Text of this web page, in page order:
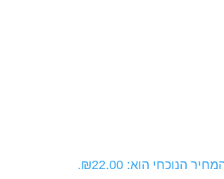
הנוכחי הוא: ₪22.00.